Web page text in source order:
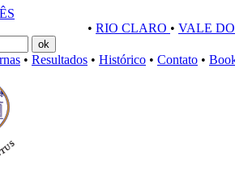
• RIO CLARO • VALE
• Resultados • Histórico • Contato •